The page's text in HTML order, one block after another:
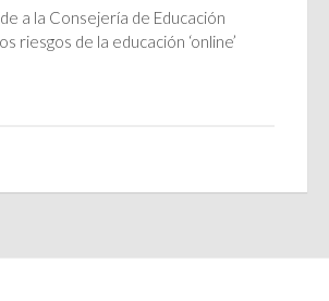
a la Consejería de Educación
riesgos de la educación ‘online’